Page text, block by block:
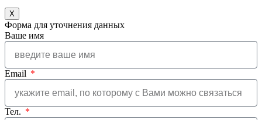
X
Форма для уточнения данных
Ваше имя
Email
Тел.